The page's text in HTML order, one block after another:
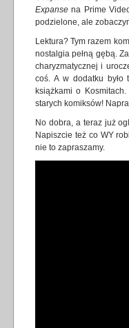
Expanse na Prime
podzielone, ale
Lektura? Tym razem
nostalgia pełną gębą.
charyzmatycznej i
coś. A w dodatku
książkami o
starych komiksów!
No dobra, a teraz już
Napiszcie też co WY
nie to zapraszamy.